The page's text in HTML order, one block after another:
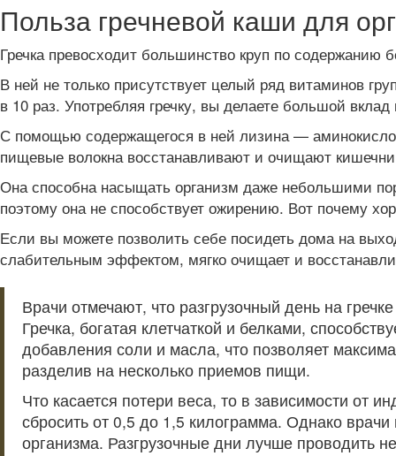
Польза гречневой каши для
Гречка превосходит большинство круп по
В ней не только присутствует целый ряд витаминов
в 10 раз. Употребляя гречку, вы делаете большой
С помощью содержащегося в ней лизина —
пищевые волокна восстанавливают и очищают
Она способна насыщать организм даже небольшими
поэтому она не способствует ожирению. Вот почему
Если вы можете позволить себе посидеть дома на
слабительным эффектом, мягко очищает и
Врачи отмечают, что разгрузочный день на
Гречка, богатая клетчаткой и белками,
добавления соли и масла, что позволяет
разделив на несколько приемов пищи.
Что касается потери веса, то в зависимости от
сбросить от 0,5 до 1,5 килограмма. Однако
организма. Разгрузочные дни лучше проводить